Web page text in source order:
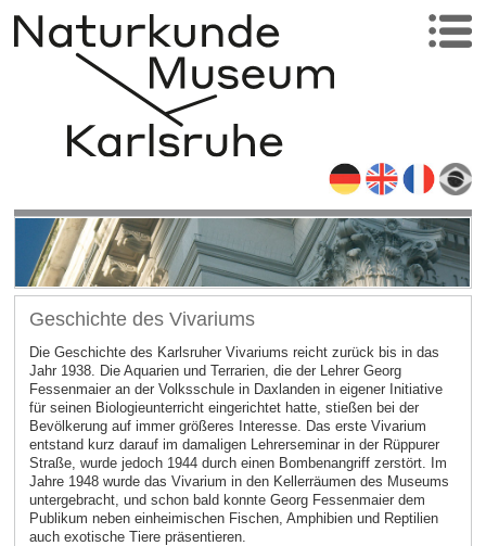
Geschichte des Vivariums
Die Geschichte des Karlsruher Vivariums reicht zurück bis in das
Jahr 1938. Die Aquarien und Terrarien, die der Lehrer Georg
Fessenmaier an der Volksschule in Daxlanden in eigener Initiative
für seinen Biologieunterricht eingerichtet hatte, stießen bei der
Bevölkerung auf immer größeres Interesse. Das erste Vivarium
entstand kurz darauf im damaligen Lehrerseminar in der Rüppurer
Straße, wurde jedoch 1944 durch einen Bombenangriff zerstört. Im
Jahre 1948 wurde das Vivarium in den Kellerräumen des Museums
untergebracht, und schon bald konnte Georg Fessenmaier dem
Publikum neben einheimischen Fischen, Amphibien und Reptilien
auch exotische Tiere präsentieren.